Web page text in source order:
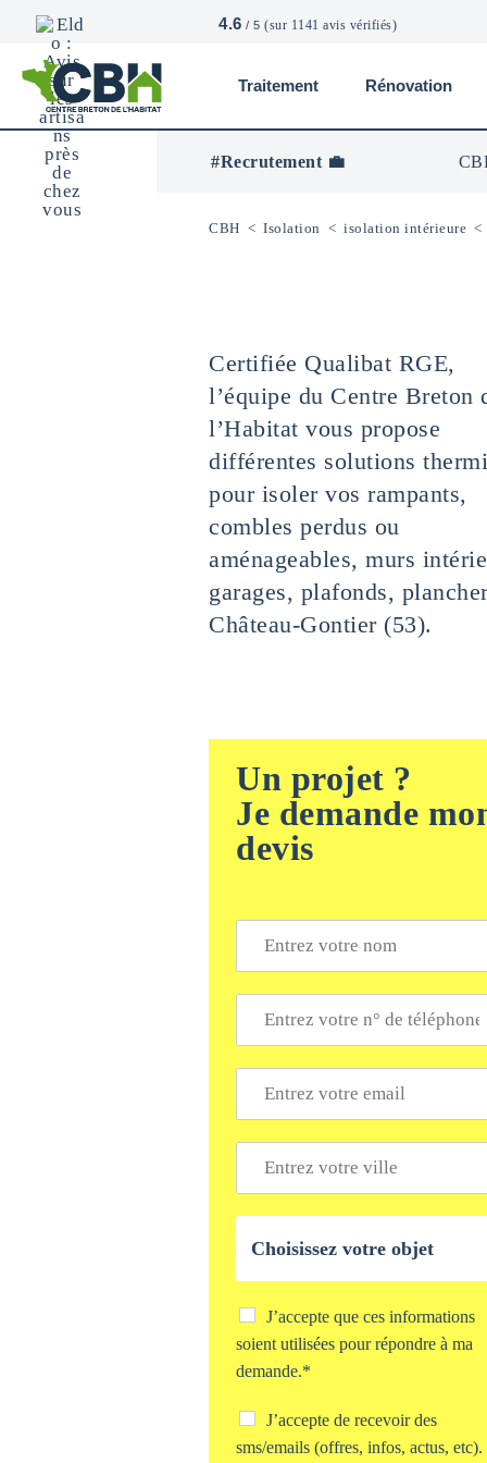
4.6 / 5 (sur 1141 avis vérifiés)
CBH
Centre
Breton
L’Habitat
Traitement Rénovation
#Recrutement 💼
CBH < Isolation < isolation intérieure <
Certifiée Qualibat RGE,
l’équipe du Centre Breton
l’Habitat vous propose
différentes solutions
pour isoler vos rampants,
combles perdus ou
aménageables, murs
garages, plafonds,
Château-Gontier (53).
Un projet ?
Je demande
devis
m
*
l
é
*
a
i
l
l
t
e
v
r
C
e
c
b
o
J’accepte que ces informations
soient utilisées pour répondre à ma
demande.*
C
e
J’accepte de recevoir des
sms/emails (offres, infos, actus, etc).